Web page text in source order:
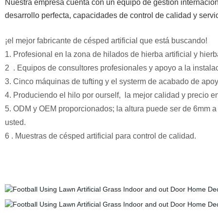
Nuestra empresa cuenta con un equipo de gestión
desarrollo perfecta, capacidades de control de calidad y
¡el mejor fabricante de césped artificial que está buscando!
1. Profesional en la zona de hilados de hierba
2 . Equipos de consultores profesionales y apoyo a la
3. Cinco máquinas de tufting y el systerm de acabado de
4. Produciendo el hilo por ourself, la mejor calidad y precio
5. ODM y OEM proporcionados; la altura puede ser de 6mm
usted.
6 . Muestras de césped artificial para control de calidad.